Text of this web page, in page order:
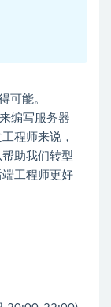
可能。
编写服务器
程师来说，
助我们转型
工程师更好